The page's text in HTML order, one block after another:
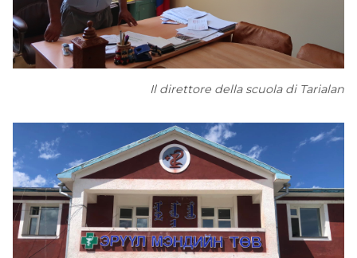
Il direttore della scuola di Tarialan